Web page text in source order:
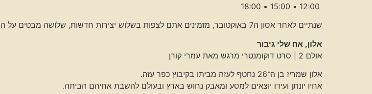
שנתיים לאחר אסון ה7 באוקטובר, מזמינים אתם לצפות בשלוש יצירות חדשות, שלושה מבטים על היום ששינה הכול.
אלון, אח שלי גיבור
אולם 2 | סרט דוקומנטרי מרגש מאת עמרי קורן
אלון שמריז בן ה־26 נחטף לעזה מביתו בקיבוץ כפר עזה.
אחיו יונתן ועידו יוצאים למסע ומאבק נחוש בארץ ובעולם להשבת אחיהם הביתה.